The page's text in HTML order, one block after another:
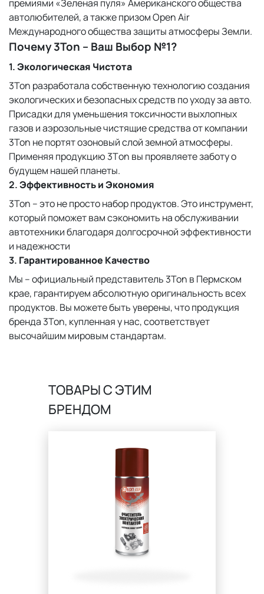
премиями «Зеленая пуля» Американского общества
автолюбителей, а также призом Open Air
Международного общества защиты атмосферы Земли.
Почему 3Ton – Ваш Выбор №1?
1.Экологическая Чистота
3Ton разработала собственную технологию создания
экологических и безопасных средств по уходу за авто.
Присадки для уменьшения токсичности выхлопных
газов и аэрозольные чистящие средства от компании
3Ton не портят озоновый слой земной атмосферы.
Применяя продукцию 3Тon вы проявляете заботу о
будущем нашей планеты.
2.Эффективность и Экономия
3Ton – это не просто набор продуктов. Это инструмент,
который поможет вам сэкономить на обслуживании
автотехники благодаря долгосрочной эффективности
и надежности
3. Гарантированное Качество
Мы – официальный представитель 3Ton в Пермском
крае, гарантируем абсолютную оригинальность всех
продуктов. Вы можете быть уверены, что продукция
бренда 3Ton, купленная у нас, соответствует
высочайшим мировым стандартам.
ТОВАРЫ C ЭТИМ
БРЕНДОМ